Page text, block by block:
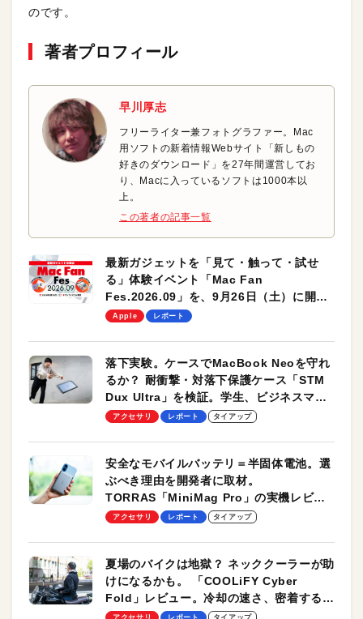
のです。
著者プロフィール
早川厚志
フリーライター兼フォトグラファー。Mac
用ソフトの新着情報Webサイト「新しもの
好きのダウンロード」を27年間運営してお
り、Macに入っているソフトは1000本以
上。
この著者の記事一覧
最新ガジェットを「見て・触って・試せ
る」体験イベント「Mac Fan
Fes.2026.09」を、9月26日（土）に開催
します！
Apple レポート
落下実験。ケースでMacBook Neoを守れ
るか？ 耐衝撃・対落下保護ケース「STM
Dux Ultra」を検証。学生、ビジネスマン
のモバイルユースに最適！
アクセサリ レポート タイアップ
安全なモバイルバッテリ＝半固体電池。選
ぶべき理由を開発者に取材。
TORRAS「MiniMag Pro」の実機レビュ
ーも
アクセサリ レポート タイアップ
夏場のバイクは地獄？ ネッククーラーが助
けになるかも。 「COOLiFY Cyber
Fold」レビュー。冷却の速さ、密着する冷
却プレート、シンプルな操作性がグッド！
アクセサリ レポート タイアップ